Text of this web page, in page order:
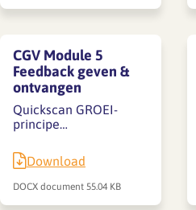
CGV Module 5
Feedback geven &
ontvangen
Quickscan GROEI-
principe…
Download
DOCX document 55.04 KB